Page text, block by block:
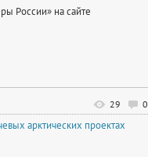
России» на сайте
0
29
арктических проектах